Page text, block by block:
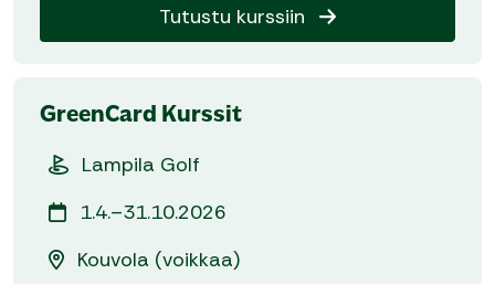
Tutustu kurssiin
GreenCard Kurssit
Lampila Golf
1.4.–31.10.2026
Kouvola (voikkaa)